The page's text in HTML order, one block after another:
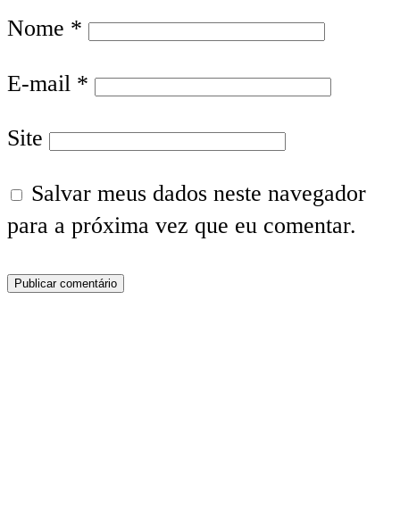
Nome *
E-mail *
Site
Salvar meus dados neste navegador
para a próxima vez que eu comentar.